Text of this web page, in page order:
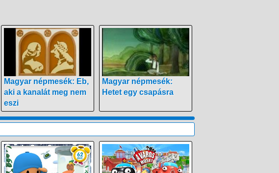
Magyar népmesék: Eb,
aki a kanalát meg nem
eszi
Magyar népmesék:
Hetet egy csapásra